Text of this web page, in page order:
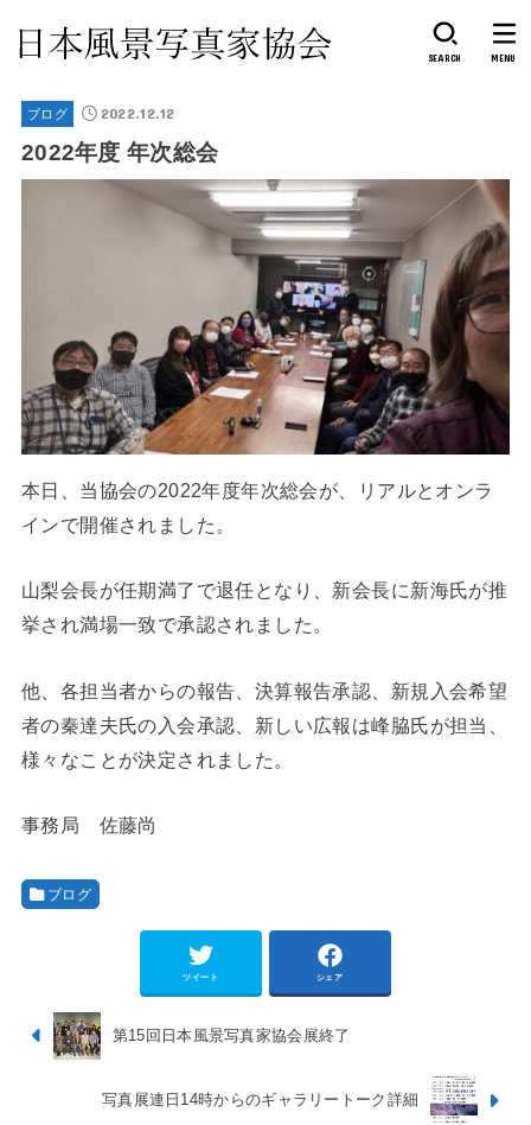
SEARCH MENU
ブログ 2022.12.12
2022年度 年次総会
本日、当協会の2022年度年次総会が、リアルとオンラ
インで開催されました。
山梨会長が任期満了で退任となり、新会長に新海氏が推
挙され満場一致で承認されました。
他、各担当者からの報告、決算報告承認、新規入会希望
者の秦達夫氏の入会承認、新しい広報は峰脇氏が担当、
様々なことが決定されました。
事務局 佐藤尚
ブログ
ツイート シェア
第15回日本風景写真家協会展終了
写真展連日14時からのギャラリートーク詳細